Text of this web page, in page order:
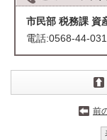
市民部 税務課 資
電話:0568-44-
前